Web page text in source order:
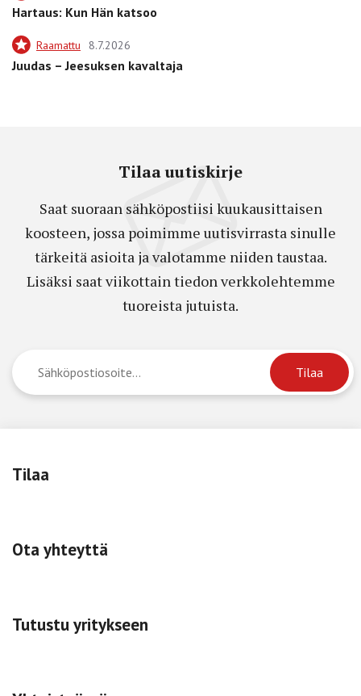
Hartaus: Kun Hän katsoo
Raamattu 8.7.2026
Juudas – Jeesuksen kavaltaja
Tilaa uutiskirje
Saat suoraan sähköpostiisi kuukausittaisen
koosteen, jossa poimimme uutisvirrasta sinulle
tärkeitä asioita ja valotamme niiden taustaa.
Lisäksi saat viikottain tiedon verkkolehtemme
tuoreista jutuista.
Tilaa
Ota yhteyttä
Tutustu yritykseen